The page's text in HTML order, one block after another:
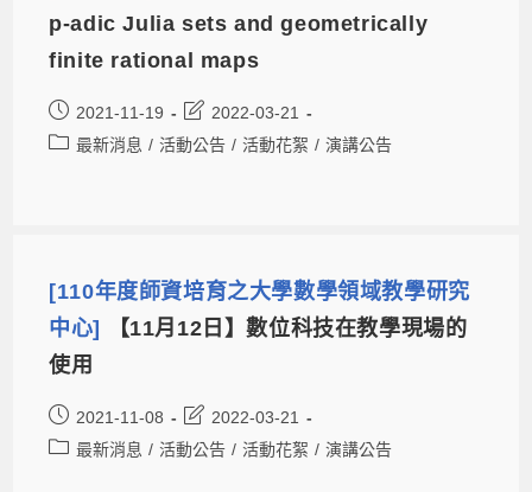
p-adic Julia sets and geometrically
finite rational maps
2021-11-19
2022-03-21
最新消息 / 活動公告 / 活動花絮 / 演講公告
[110年度師資培育之大學數學領域教學研究
中心]
【11月12日】數位科技在教學現場的
使用
2021-11-08
2022-03-21
最新消息 / 活動公告 / 活動花絮 / 演講公告